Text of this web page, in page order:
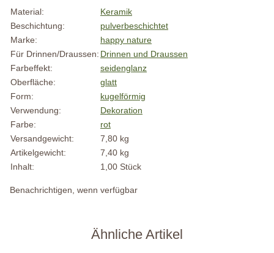
Material:
Keramik
Beschichtung:
pulverbeschichtet
Marke:
happy nature
Für Drinnen/Draussen: Drinnen und Draussen
Farbeffekt:
seidenglanz
Oberfläche:
glatt
Form:
kugelförmig
Verwendung:
Dekoration
Farbe:
rot
Versandgewicht:
7,80 kg
Artikelgewicht:
7,40 kg
Inhalt:
1,00 Stück
Benachrichtigen, wenn verfügbar
Ähnliche Artikel